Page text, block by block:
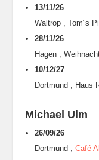
13/11/26
Waltrop , Tom´s
28/11/26
Hagen ,
10/12/27
Dortmund , Haus
Michael Ulm
26/09/26
Dortmund , Café